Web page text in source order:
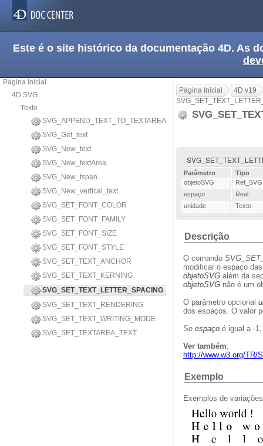
Este é o site histórico da documentação 4D. As
Página Inicial
4D SVG
Texto
SVG_APPEND_TEXT_TO_TEXTAREA
SVG_Get_text
SVG_New_text
SVG_New_textArea
SVG_New_tspan
SVG_New_vertical_text
SVG_SET_FONT_COLOR
SVG_SET_FONT_FAMILY
SVG_SET_FONT_SIZE
SVG_SET_FONT_STYLE
SVG_SET_TEXT_ANCHOR
SVG_SET_TEXT_KERNING
SVG_SET_TEXT_LETTER_SPACING
SVG_SET_TEXT_RENDERING
SVG_SET_TEXT_WRITING_MODE
SVG_SET_TEXTAREA_TEXT
Página Inicial
4D v19
Parâmetro
Tipo
objetoSVG
Ref_SVG
espaço
Real
unidade
Texto
Descrição
O comando
modificar o espaço
objetoSVG além da
objetoSVG não é um
O parâmetro opcional
dos espaços. O valor
Se espaço é igual a -
Ver também:
http://www.w3.org/TR/
Exemplo
Exemplos de